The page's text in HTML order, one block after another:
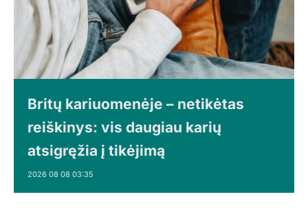
Britų kariuomenėje – netikėtas
reiškinys: vis daugiau karių
atsigręžia į tikėjimą
2026 08 08 03:35